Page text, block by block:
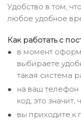
Удобство в том,
любое удобное
Как работать с
в момент
выбираете
такая система
на ваш телефон
код, это значит,
вы приходите к